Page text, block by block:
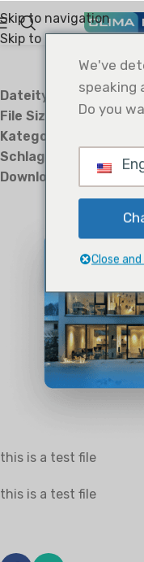
Skip to navigation
Skip to main content
this is a test file
this is a test file
Dateityp:
txt
File Size:
4 B
Kategorien:
Schlagwörter:
LCAC
Downloads:
We've
speaking
Do you
Close